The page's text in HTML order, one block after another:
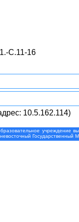
С.11-16
10.5.162.114)
учреждение
Государственный